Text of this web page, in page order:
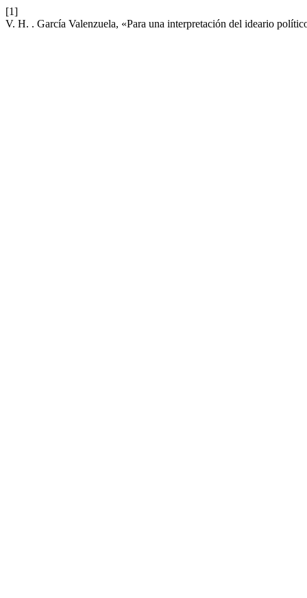
[1]
V. H. . García Valenzuela, «Para una interpretación del ideario